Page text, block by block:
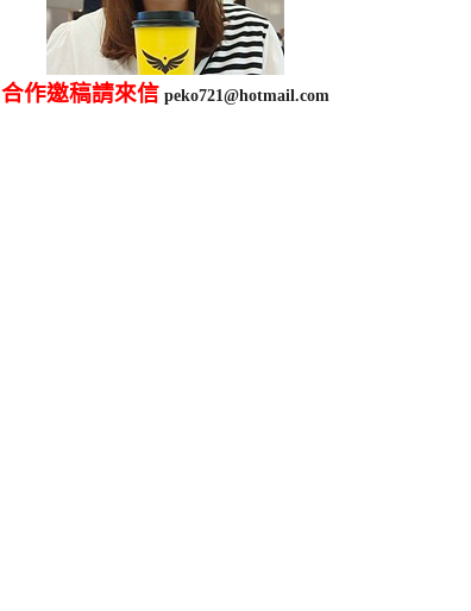
合作邀稿請來信 peko721@hotmail.com